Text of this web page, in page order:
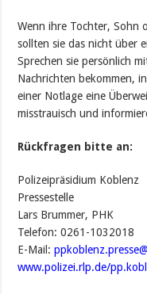
Wenn ihre Tochter, Sohn
sollten sie das nicht über
Sprechen sie persönlich
Nachrichten bekommen,
einer Notlage eine
misstrauisch und
Rückfragen bitte an:
Polizeipräsidium Koblenz
Pressestelle
Lars Brummer, PHK
Telefon: 0261-1032018
E-Mail:
www.polizei.rlp.de/